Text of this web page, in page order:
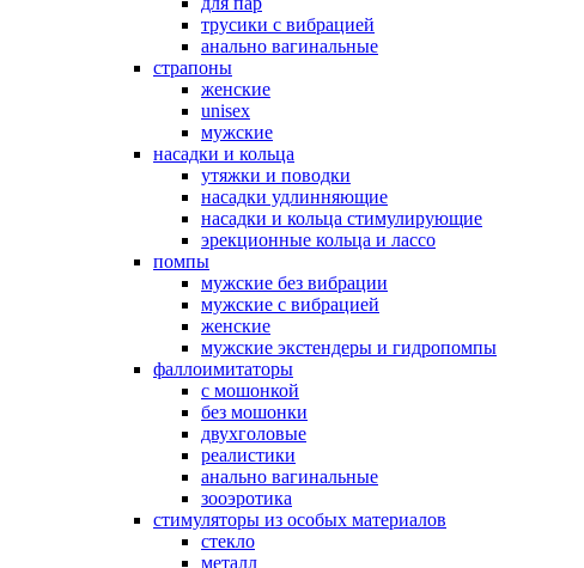
трусики с вибрацией
анально вагинальные
страпоны
женские
unisex
мужские
насадки и кольца
утяжки и поводки
насадки удлинняющие
насадки и кольца стимулирующие
эрекционные кольца и лассо
помпы
мужские без вибрации
мужские с вибрацией
женские
мужские экстендеры и гидропомпы
фаллоимитаторы
с мошонкой
без мошонки
двухголовые
реалистики
анально вагинальные
зооэротика
стимуляторы из особых материалов
стекло
металл